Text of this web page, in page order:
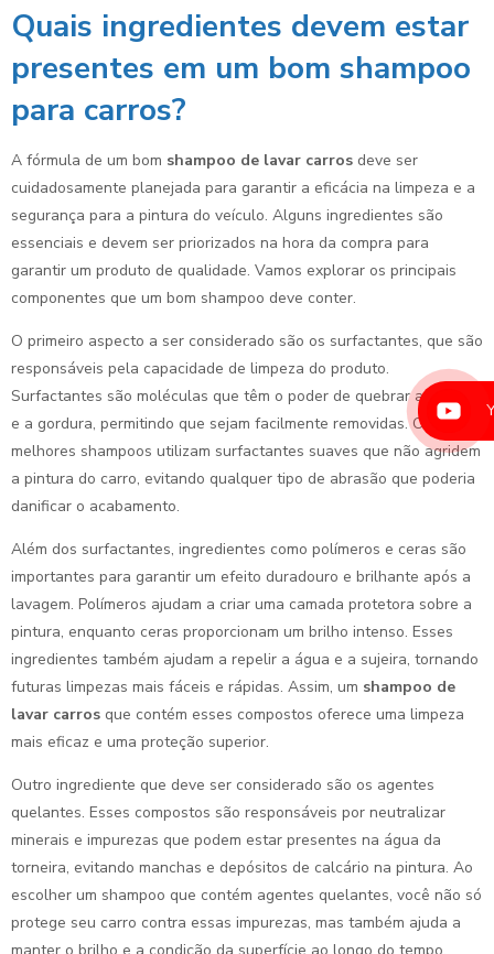
Quais ingredientes devem estar
presentes em um bom shampoo
para carros?
A fórmula de um bom shampoo de lavar carros deve ser
cuidadosamente planejada para garantir a eficácia na limpeza e a
segurança para a pintura do veículo. Alguns ingredientes são
essenciais e devem ser priorizados na hora da compra para
garantir um produto de qualidade. Vamos explorar os principais
componentes que um bom shampoo deve conter.
O primeiro aspecto a ser considerado são os surfactantes, que são
responsáveis pela capacidade de limpeza do produto.
Surfactantes são moléculas que têm o poder de quebrar a sujeira
e a gordura, permitindo que sejam facilmente removidas. Os
melhores shampoos utilizam surfactantes suaves que não agridem
a pintura do carro, evitando qualquer tipo de abrasão que poderia
danificar o acabamento.
Além dos surfactantes, ingredientes como polímeros e ceras são
importantes para garantir um efeito duradouro e brilhante após a
lavagem. Polímeros ajudam a criar uma camada protetora sobre a
pintura, enquanto ceras proporcionam um brilho intenso. Esses
ingredientes também ajudam a repelir a água e a sujeira, tornando
futuras limpezas mais fáceis e rápidas. Assim, um shampoo de
lavar carros que contém esses compostos oferece uma limpeza
mais eficaz e uma proteção superior.
Outro ingrediente que deve ser considerado são os agentes
quelantes. Esses compostos são responsáveis por neutralizar
minerais e impurezas que podem estar presentes na água da
torneira, evitando manchas e depósitos de calcário na pintura. Ao
escolher um shampoo que contém agentes quelantes, você não só
protege seu carro contra essas impurezas, mas também ajuda a